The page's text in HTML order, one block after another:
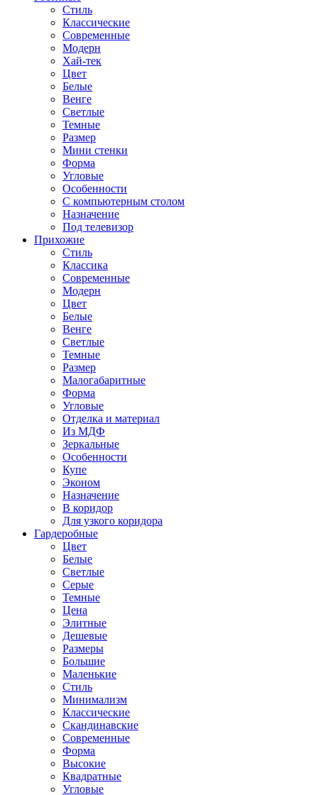
Стиль
Классические
Современные
Модерн
Хай-тек
Цвет
Белые
Венге
Светлые
Темные
Размер
Мини стенки
Форма
Угловые
Особенности
С компьютерным столом
Назначение
Под телевизор
Прихожие
Стиль
Классика
Современные
Модерн
Цвет
Белые
Венге
Светлые
Темные
Размер
Малогабаритные
Форма
Угловые
Отделка и материал
Из МДФ
Зеркальные
Особенности
Купе
Эконом
Назначение
В коридор
Для узкого коридора
Гардеробные
Цвет
Белые
Светлые
Серые
Темные
Цена
Элитные
Дешевые
Размеры
Большие
Маленькие
Стиль
Минимализм
Классические
Скандинавские
Современные
Форма
Высокие
Квадратные
Угловые